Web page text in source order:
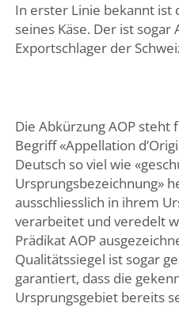
In erster Linie bekannt ist
seines Käse. Der ist
Exportschlager der
Die Abkürzung AOP steht
Begriff «Appellation
Deutsch so viel wie
Ursprungsbezeichnung»
ausschliesslich in ihrem
verarbeitet und veredelt
Prädikat AOP
Qualitätssiegel ist sogar
garantiert, dass die
Ursprungsgebiet bereits